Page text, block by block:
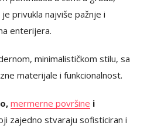
privukla najviše pažnje i
enterijera.
minimalističkom stilu, sa
materijale i funkcionalnost.
mermerne površine i
zajedno stvaraju sofisticiran i